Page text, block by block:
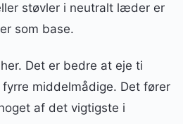
støvler i neutralt læder er
som base.
Det er bedre at eje ti
middelmådige. Det fører
af det vigtigste i